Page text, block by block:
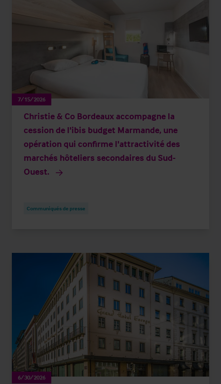
7/15/2026
Christie & Co Bordeaux accompagne la
cession de l'ibis budget Marmande, une
opération qui confirme l'attractivité des
marchés hôteliers secondaires du Sud-
Ouest.
Communiqués de presse
6/30/2026